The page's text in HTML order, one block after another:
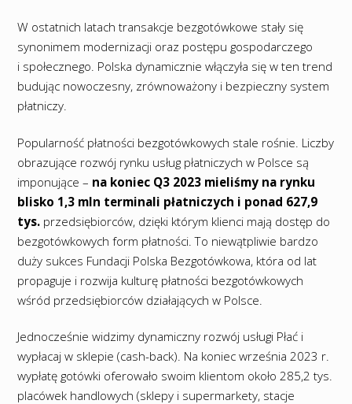
W ostatnich latach transakcje bezgotówkowe stały się
synonimem modernizacji oraz postępu gospodarczego
i społecznego. Polska dynamicznie włączyła się w ten trend
budując nowoczesny, zrównoważony i bezpieczny system
płatniczy.
Popularność płatności bezgotówkowych stale rośnie. Liczby
obrazujące rozwój rynku usług płatniczych w Polsce są
imponujące – na koniec Q3 2023 mieliśmy na rynku
blisko 1,3 mln terminali płatniczych i ponad 627,9
tys. przedsiębiorców, dzięki którym klienci mają dostęp do
bezgotówkowych form płatności. To niewątpliwie bardzo
duży sukces Fundacji Polska Bezgotówkowa, która od lat
propaguje i rozwija kulturę płatności bezgotówkowych
wśród przedsiębiorców działających w Polsce.
Jednocześnie widzimy dynamiczny rozwój usługi Płać i
wypłacaj w sklepie (cash-back). Na koniec września 2023 r.
wypłatę gotówki oferowało swoim klientom około 285,2 tys.
placówek handlowych (sklepy i supermarkety, stacje